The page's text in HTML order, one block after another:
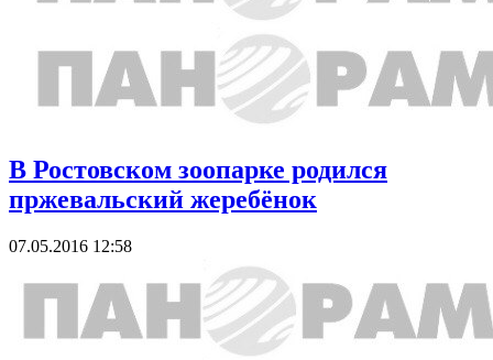
В Ростовском зоопарке родился
пржевальский жеребёнок
07.05.2016 12:58